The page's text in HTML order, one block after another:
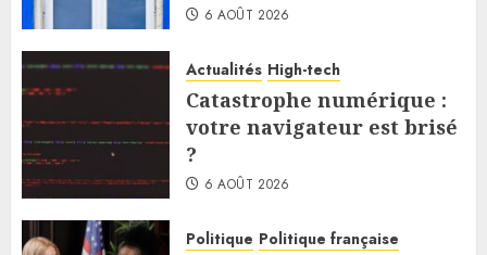
6 AOÛT 2026
Actualités High-tech
Catastrophe numérique :
votre navigateur est brisé
?
6 AOÛT 2026
Politique Politique française